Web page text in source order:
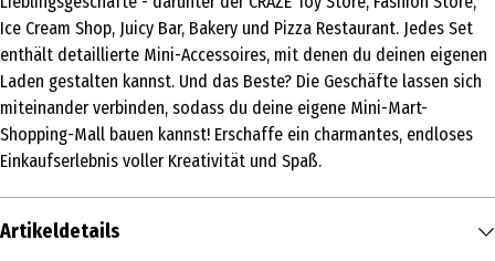
Ice Cream Shop, Juicy Bar, Bakery und Pizza Restaurant. Jedes Set
enthält detaillierte Mini-Accessoires, mit denen du deinen eigenen
Laden gestalten kannst. Und das Beste? Die Geschäfte lassen sich
miteinander verbinden, sodass du deine eigene Mini-Mart-
Shopping-Mall bauen kannst! Erschaffe ein charmantes, endloses
Einkaufserlebnis voller Kreativität und Spaß.
Artikeldetails